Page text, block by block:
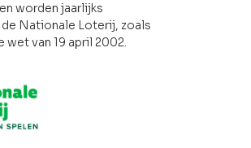
worden jaarlijks
Nationale Loterij, zoals
wet van 19 april 2002.